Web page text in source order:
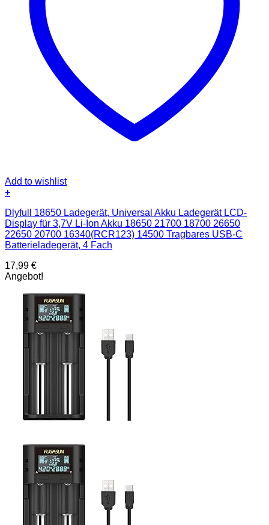
Add to wishlist
+
Dlyfull 18650 Ladegerät, Universal Akku Ladegerät LCD-
Display für 3,7V Li-Ion Akku 18650 21700 18700 26650
22650 20700 16340(RCR123) 14500 Tragbares USB-C
Batterieladegerät, 4 Fach
17,99 €
Angebot!